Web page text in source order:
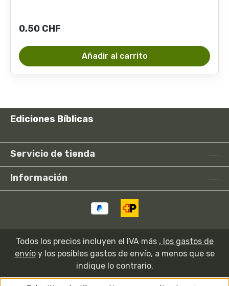
testifica que el hombre no está solo en el
universo, sino que Dios existe y obra.
Precio normal:
0,50 CHF
Añadir al carrito
Ediciones Bíblicas
Servicio de tienda
Información
Todos los precios incluyen el IVA más , los gastos de
envíoy los posibles gastos de envío, a menos que se
indique lo contrario.